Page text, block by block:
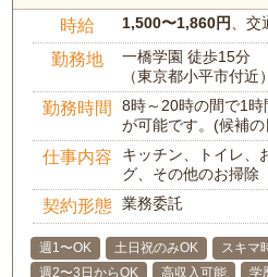
時給 1,500〜1,860円 、
勤務地
一橋学園 徒歩15分
（東京都小平市付近）
勤務時間
8時～20時の間で1時
が可能です。(候補
仕事内容
キッチン、トイレ、
グ、その他のお掃除
契約形態 業務委託
週1〜OK 土日祝のみOK
スキマ
週2〜3日からOK
高収入可能 学